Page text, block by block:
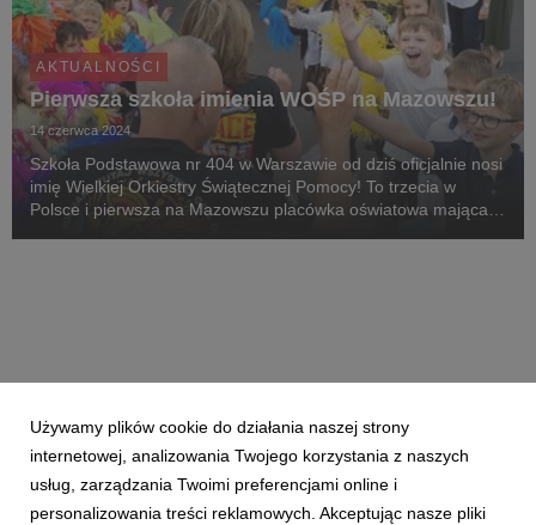
AKTUALNOŚCI
Pierwsza szkoła imienia WOŚP na Mazowszu!
14 czerwca 2024
Szkoła Podstawowa nr 404 w Warszawie od dziś oficjalnie nosi
imię Wielkiej Orkiestry Świątecznej Pomocy! To trzecia w
Polsce i pierwsza na Mazowszu placówka oświatowa mająca
Używamy plików cookie do działania naszej strony
internetowej, analizowania Twojego korzystania z naszych
usług, zarządzania Twoimi preferencjami online i
personalizowania treści reklamowych. Akceptując nasze pliki